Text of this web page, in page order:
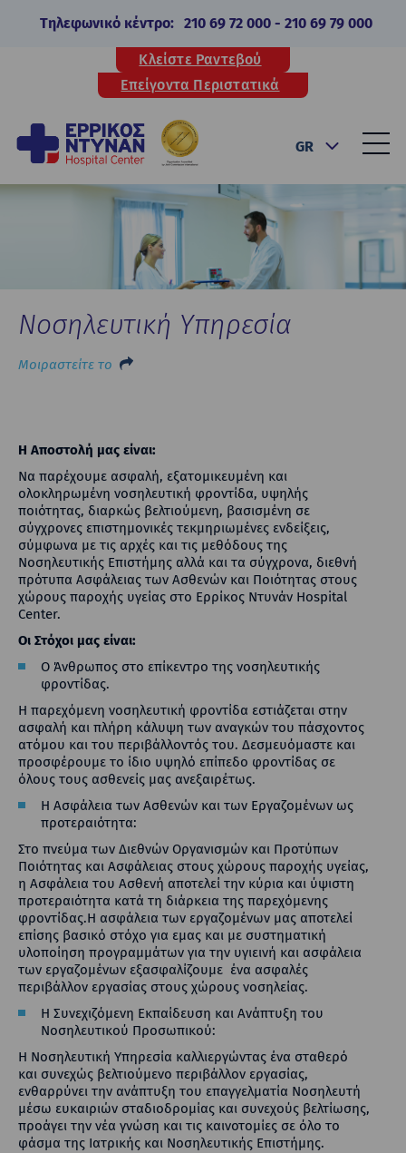
Τηλεφωνικό κέντρο: 210 69 72 000- 210 69 79 000
Κλείστε Ραντεβού
Επείγοντα Περιστατικά
GR
Νοσηλευτική Υπηρεσία
Μοιραστείτε το
Η Αποστολή μας είναι:
Να παρέχουμε ασφαλή, εξατομικευμένη και
ολοκληρωμένη νοσηλευτική φροντίδα, υψηλής
ποιότητας, διαρκώς βελτιούμενη, βασισμένη σε
σύγχρονες επιστημονικές τεκμηριωμένες ενδείξεις,
σύμφωνα με τις αρχές και τις μεθόδους της
Νοσηλευτικής Επιστήμης αλλά και τα σύγχρονα, διεθνή
πρότυπα Ασφάλειας των Ασθενών και Ποιότητας στους
χώρους παροχής υγείας στο Ερρίκος Ντυνάν Hospital
Center.
Οι Στόχοι μας είναι:
Ο Άνθρωπος στο επίκεντρο της νοσηλευτικής
φροντίδας.
Η παρεχόμενη νοσηλευτική φροντίδα εστιάζεται στην
ασφαλή και πλήρη κάλυψη των αναγκών του πάσχοντος
ατόμου και του περιβάλλοντός του. Δεσμευόμαστε και
προσφέρουμε το ίδιο υψηλό επίπεδο φροντίδας σε
όλους τους ασθενείς μας ανεξαιρέτως.
Η Ασφάλεια των Ασθενών και των Εργαζομένων ως
προτεραιότητα:
Στο πνεύμα των Διεθνών Οργανισμών και Προτύπων
Ποιότητας και Ασφάλειας στους χώρους παροχής υγείας,
η Ασφάλεια του Ασθενή αποτελεί την κύρια και ύψιστη
προτεραιότητα κατά τη διάρκεια της παρεχόμενης
φροντίδας.Η ασφάλεια των εργαζομένων μας αποτελεί
επίσης βασικό στόχο για εμας και με συστηματική
υλοποίηση προγραμμάτων για την υγιεινή και ασφάλεια
των εργαζομένων εξασφαλίζουμε ένα ασφαλές
περιβάλλον εργασίας στους χώρους νοσηλείας.
Η Συνεχιζόμενη Εκπαίδευση και Ανάπτυξη του
Νοσηλευτικού Προσωπικού:
Η Νοσηλευτική Υπηρεσία καλλιεργώντας ένα σταθερό
και συνεχώς βελτιούμενο περιβάλλον εργασίας,
ενθαρρύνει την ανάπτυξη του επαγγελματία Νοσηλευτή
μέσω ευκαιριών σταδιοδρομίας και συνεχούς βελτίωσης,
προάγει την νέα γνώση και τις καινοτομίες σε όλο το
φάσμα της Ιατρικής και Νοσηλευτικής Επιστήμης.